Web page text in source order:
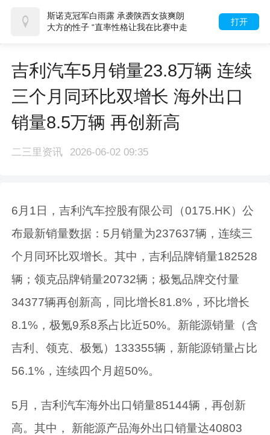
打开
斯诺克冠军白雨露 承袭陕西女孩爽朗
大方的性子 “直率性格让我在比赛中走
吉利汽车5月销量23.8万辆 连续
三个月同环比双增长 海外出口
销量8.5万辆 再创新高
二三里资讯 2026-06-02 09:35
6月1日，吉利汽车控股有限公司（0175.HK）公
布最新销量数据：5月销量为237637辆，连续三
个月同环比双增长。其中，吉利品牌销量182528
辆；领克品牌销量20732辆；极氪品牌交付量
34377辆再创新高，同比增长81.8%，环比增长
8.1%，极氪9系8系占比近50%。新能源销量（含
吉利、领克、极氪）133355辆，新能源销量占比
56.1%，连续四个月超50%。
5月，吉利汽车海外出口销量85144辆，再创新
高。其中， 新能源产品海外出口销量达40803